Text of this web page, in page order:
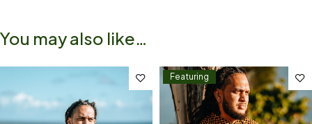
You may also like…
Featuring